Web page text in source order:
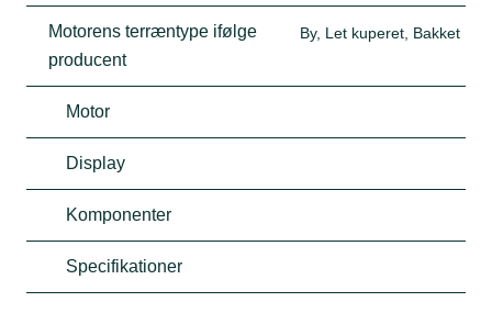
Motorens terræntype ifølge
producent
By, Let kuperet, Bakket
Motor
Display
Komponenter
Specifikationer